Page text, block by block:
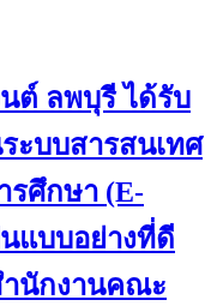
ต์ ลพบุรี ได้รับ
ะบบสารสนเทศ
ศึกษา (E-
นแบบอย่างที่ดี
ำนักงานคณะ